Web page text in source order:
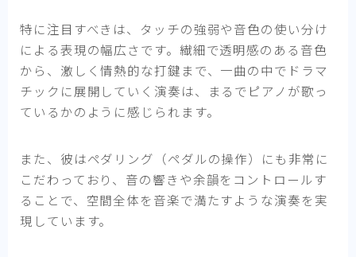
特に注目すべきは、タッチの強弱や音色の使い分け
による表現の幅広さです。繊細で透明感のある音色
から、激しく情熱的な打鍵まで、一曲の中でドラマ
チックに展開していく演奏は、まるでピアノが歌っ
ているかのように感じられます。
また、彼はペダリング（ペダルの操作）にも非常に
こだわっており、音の響きや余韻をコントロールす
ることで、空間全体を音楽で満たすような演奏を実
現しています。